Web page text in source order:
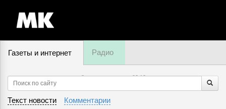
Газеты и интернет Радио
8 августа, пятница,02:13
Текст новости Комментарии